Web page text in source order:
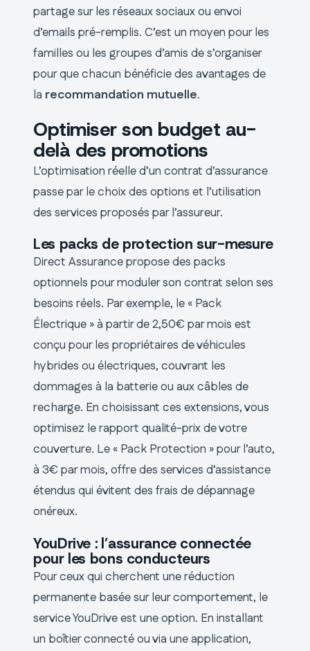
partage sur les réseaux sociaux ou envoi
d’emails pré-remplis. C’est un moyen pour les
familles ou les groupes d’amis de s’organiser
pour que chacun bénéficie des avantages de
la recommandation mutuelle.
Optimiser son budget au-
delà des promotions
L’optimisation réelle d’un contrat d’assurance
passe par le choix des options et l’utilisation
des services proposés par l’assureur.
Les packs de protection sur-mesure
Direct Assurance propose des packs
optionnels pour moduler son contrat selon ses
besoins réels. Par exemple, le « Pack
Électrique » à partir de 2,50€ par mois est
conçu pour les propriétaires de véhicules
hybrides ou électriques, couvrant les
dommages à la batterie ou aux câbles de
recharge. En choisissant ces extensions, vous
optimisez le rapport qualité-prix de votre
couverture. Le « Pack Protection » pour l’auto,
à 3€ par mois, offre des services d’assistance
étendus qui évitent des frais de dépannage
onéreux.
YouDrive : l’assurance connectée
pour les bons conducteurs
Pour ceux qui cherchent une réduction
permanente basée sur leur comportement, le
service YouDrive est une option. En installant
un boîtier connecté ou via une application,